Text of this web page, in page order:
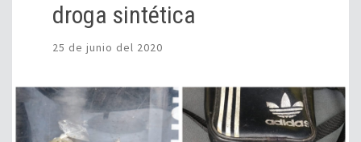
droga sintética
25 de junio del 2020